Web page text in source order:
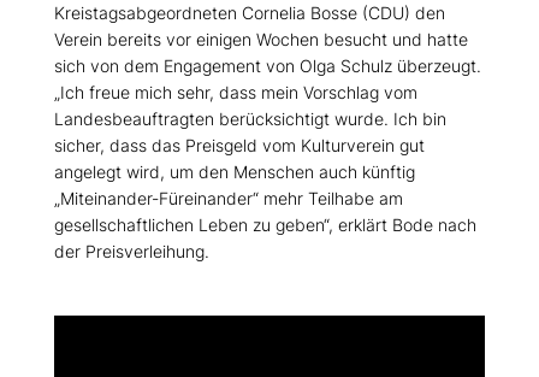
Kreistagsabgeordneten Cornelia Bosse (CDU) den
Verein bereits vor einigen Wochen besucht und hatte
sich von dem Engagement von Olga Schulz überzeugt.
Ich freue mich sehr, dass mein Vorschlag vom
Landesbeauftragten berücksichtigt wurde. Ich bin
sicher, dass das Preisgeld vom Kulturverein gut
angelegt wird, um den Menschen auch künftig
Miteinander-Füreinander“ mehr Teilhabe am
gesellschaftlichen Leben zu geben“, erklärt Bode nach
der Preisverleihung.